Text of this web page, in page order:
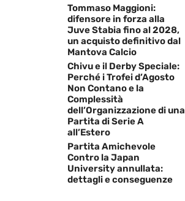
Tommaso Maggioni:
difensore in forza alla
Juve Stabia fino al 2028,
un acquisto definitivo dal
Mantova Calcio
Chivu e il Derby Speciale:
Perché i Trofei d’Agosto
Non Contano e la
Complessità
dell’Organizzazione di una
Partita di Serie A
all’Estero
Partita Amichevole
Contro la Japan
University annullata:
dettagli e conseguenze